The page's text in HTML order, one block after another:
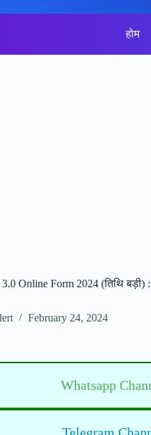
होम
Online Form 2024 (तिथि बड़ी)
February 24, 2024
Whatsapp